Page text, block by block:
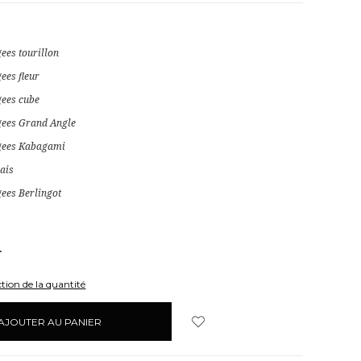
tourillon
fleur
cube
Grand Angle
Kabagami
Berlingot
de la quantité